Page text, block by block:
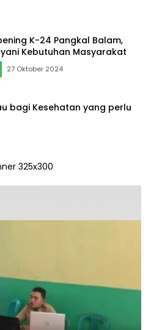
K-24 Pangkal Balam,
Kebutuhan Masyarakat
27 Oktober 2024
bagi Kesehatan yang perlu